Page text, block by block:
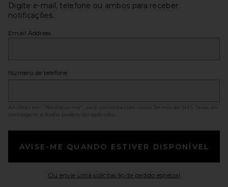
Digite e-mail, telefone ou ambos para receber
notificações.
Email Address
Número de telefone
Ao clicar em "Notifique-me", você concorda com nossa Termos de SMS
. Taxas de
mensagem e dados podem ser aplicadas.
AVISE-ME QUANDO ESTIVER DISPONÍVEL
Ou envie uma solicitação de pedido especialOpens in a